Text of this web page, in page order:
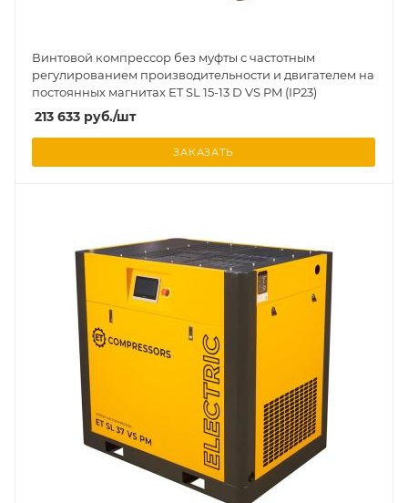
Винтовой компрессор без муфты с частотным
регулированием производительности и двигателем на
постоянных магнитах ET SL 15-13 D VS PM (IP23)
213 633 руб./шт
ЗАКАЗАТЬ